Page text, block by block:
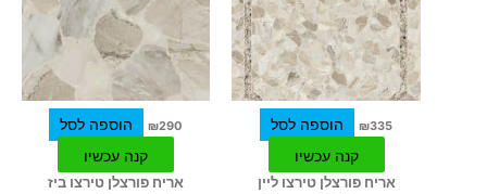
₪335
הוספה לסל
קנה עכשיו
אריח פורצלן טירצו ליין
₪290
הוספה לסל
קנה עכשיו
אריח פורצלן טירצו ביז